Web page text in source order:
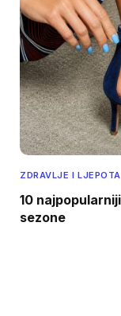
ZDRAVLJE I LJEPOTA
10
sezone